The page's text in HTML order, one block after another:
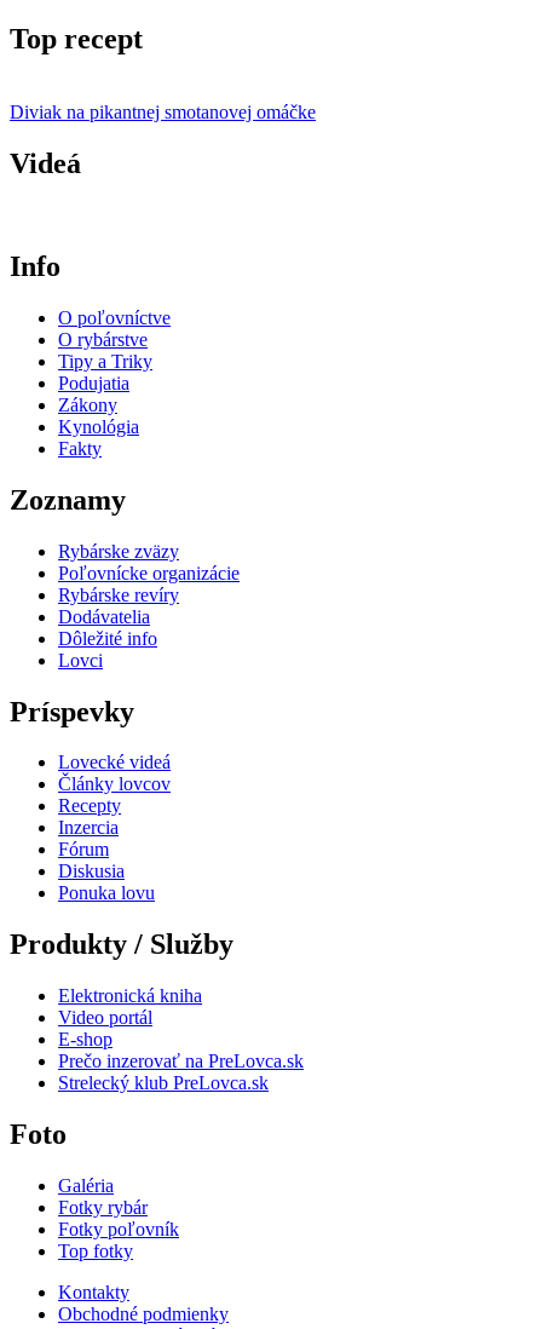
Top recept
Diviak na pikantnej smotanovej omáčke
Videá
Info
O poľovníctve
O rybárstve
Tipy a Triky
Podujatia
Zákony
Kynológia
Fakty
Zoznamy
Rybárske zväzy
Poľovnícke organizácie
Rybárske revíry
Dodávatelia
Dôležité info
Lovci
Príspevky
Lovecké videá
Články lovcov
Recepty
Inzercia
Fórum
Diskusia
Ponuka lovu
Produkty / Služby
Elektronická kniha
Video portál
E-shop
Prečo inzerovať na PreLovca.sk
Strelecký klub PreLovca.sk
Foto
Galéria
Fotky rybár
Fotky poľovník
Top fotky
Kontakty
Obchodné podmienky